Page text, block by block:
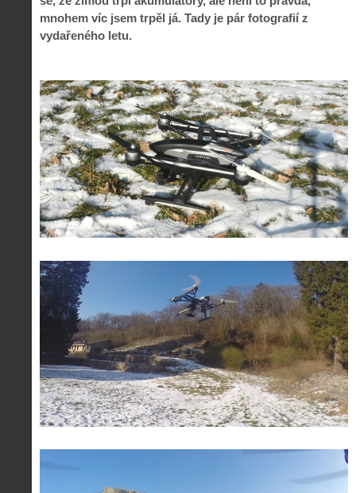
mnohem víc jsem trpěl já. Tady je pár fotografií z
vydařeného letu.